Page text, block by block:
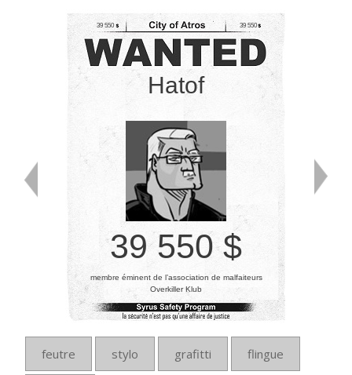
39 550
Hatof
39 550
39 550 $
membre éminent de l’association de malfaiteurs
Overkiller Klub
feutre stylo grafitti flingue